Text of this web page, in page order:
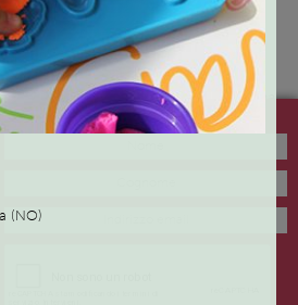
(NO)
Gli incontri si svolgeranno una
volta alla settimana dopo le
16.30. I giorni verranno
Iscriviti alla newsletter di Family Like